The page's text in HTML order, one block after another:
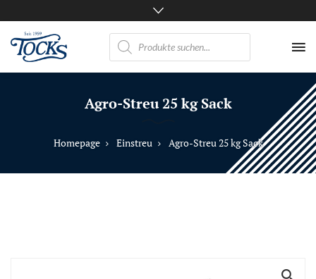
Futtermühle
Products
search
Agro-Streu 25 kg Sack
Homepage Einstreu Agro-Streu 25 kg Sack